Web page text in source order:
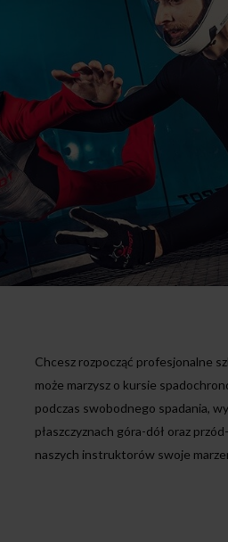
Chcesz rozpocząć profesjonalne
może marzysz o kursie
podczas swobodnego spadania,
płaszczyznach góra-dół oraz
naszych instruktorów swoje